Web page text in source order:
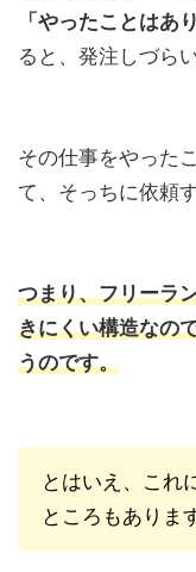
「やったことはあ
ると、発注しづら
その仕事をやった
て、そっちに依頼
つまり、フリーラ
きにくい構造なの
うのです。
とはいえ、これ
ところもありま